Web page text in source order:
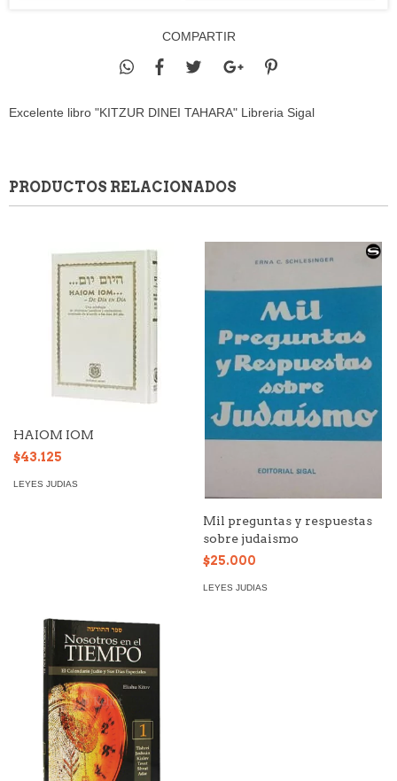
COMPARTIR
Excelente libro "KITZUR DINEI TAHARA" Libreria Sigal
PRODUCTOS RELACIONADOS
HAIOM IOM
$43.125
LEYES JUDIAS
Mil preguntas y respuestas
sobre judaismo
$25.000
LEYES JUDIAS